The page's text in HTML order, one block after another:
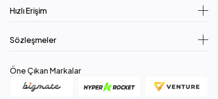
Hızlı Erişim
Sözleşmeler
Öne Çıkan Markalar